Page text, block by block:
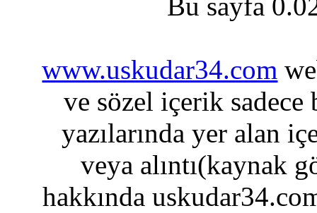
Bu sayfa
www.uskudar34.com
ve sözel içerik sadece
yazılarında yer alan
veya alıntı(kaynak
hakkında